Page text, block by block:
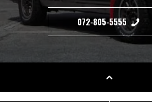
072-805-5555